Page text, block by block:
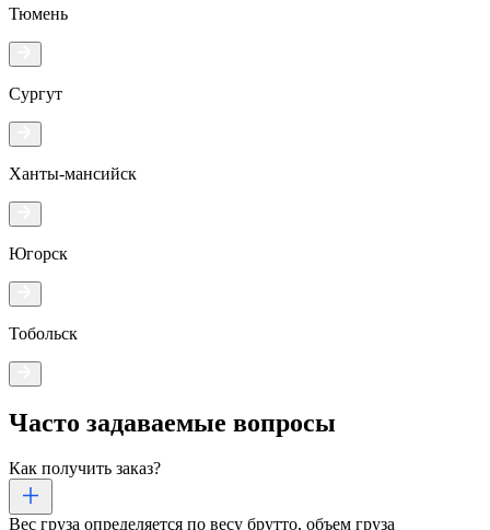
Тюмень
Сургут
Ханты-мансийск
Югорск
Тобольск
Часто задаваемые вопросы
Как получить заказ?
Вес груза определяется по весу брутто, объем груза